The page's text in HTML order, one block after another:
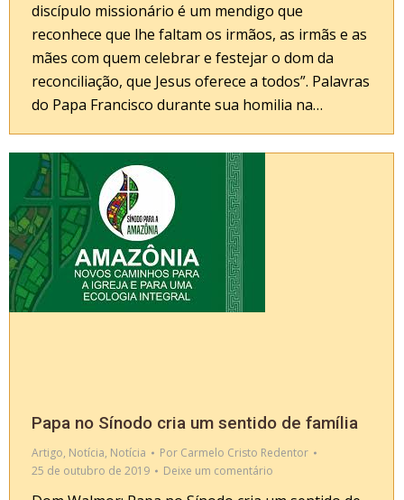
discípulo missionário é um mendigo que
reconhece que lhe faltam os irmãos, as irmãs e as
mães com quem celebrar e festejar o dom da
reconciliação, que Jesus oferece a todos”. Palavras
do Papa Francisco durante sua homilia na…
Papa no Sínodo cria um sentido de família
Artigo, Notícia, Notícia Por Carmelo Cristo Redentor
25 de outubro de 2019
Deixe um comentário